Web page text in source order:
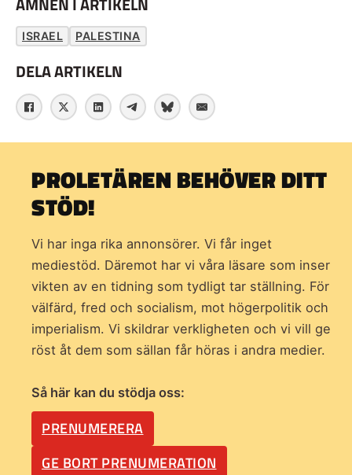
ISRAEL PALESTINA
DELA ARTIKELN
PROLETÄREN BEHÖVER DITT
STÖD!
Vi har inga rika annonsörer. Vi får inget
mediestöd. Däremot har vi våra läsare som inser
vikten av en tidning som tydligt tar ställning. För
välfärd, fred och socialism, mot högerpolitik och
imperialism. Vi skildrar verkligheten och vi vill ge
röst åt dem som sällan får höras i andra medier.
Så här kan du stödja oss:
PRENUMERERA
GE BORT PRENUMERATION